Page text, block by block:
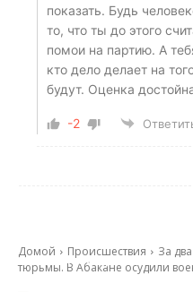
показать. Будь
то, что ты до этого
помои на партию. А
кто дело делает на
будут. Оценка
-2